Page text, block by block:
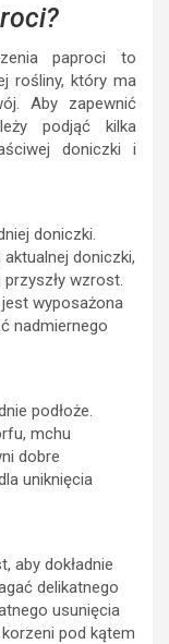
paproci to
rośliny, który ma
Aby zapewnić
podjąć kilka
doniczki i
doniczki.
doniczki,
wzrost.
wyposażona
nadmiernego
podłoże.
mchu
dobre
uniknięcia
aby dokładnie
delikatnego
usunięcia
pod kątem